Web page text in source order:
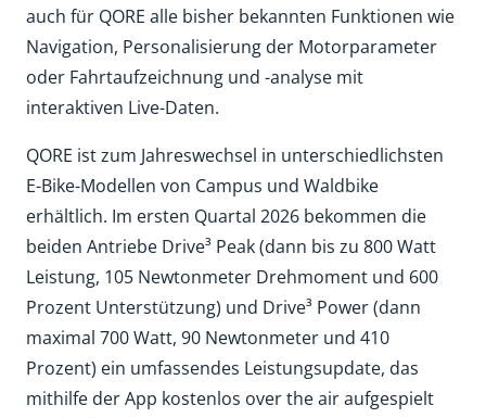
auch für QORE alle bisher bekannten Funktionen wie
Navigation, Personalisierung der Motorparameter
oder Fahrtaufzeichnung und -analyse mit
interaktiven Live-Daten.
QORE ist zum Jahreswechsel in unterschiedlichsten
E-Bike-Modellen von Campus und Waldbike
erhältlich. Im ersten Quartal 2026 bekommen die
beiden Antriebe Drive³ Peak (dann bis zu 800 Watt
Leistung, 105 Newtonmeter Drehmoment und 600
Prozent Unterstützung) und Drive³ Power (dann
maximal 700 Watt, 90 Newtonmeter und 410
Prozent) ein umfassendes Leistungsupdate, das
mithilfe der App kostenlos over the air aufgespielt